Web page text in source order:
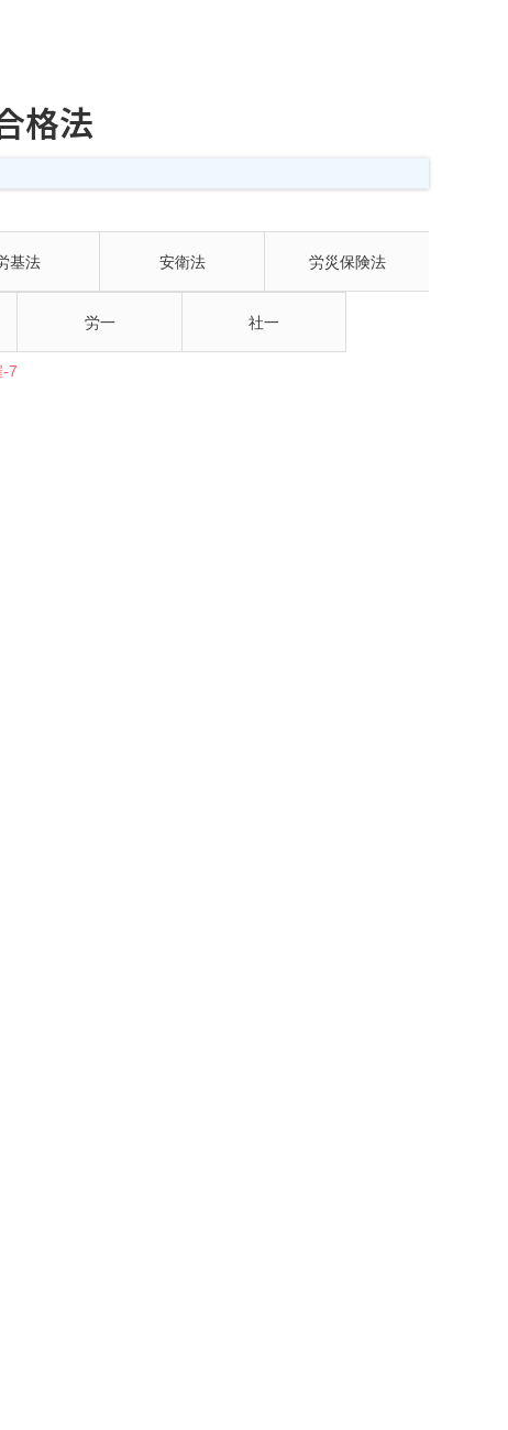
格法
基法 安衛法 労災保険法
労一 社一
7